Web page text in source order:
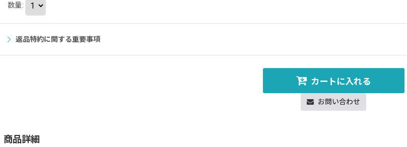
数量:
返品特約に関する重要事項
カートに入れる
お問い合わせ
商品詳細